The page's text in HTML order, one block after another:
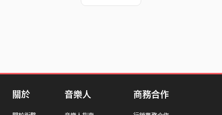
關於 音樂人 商務合作